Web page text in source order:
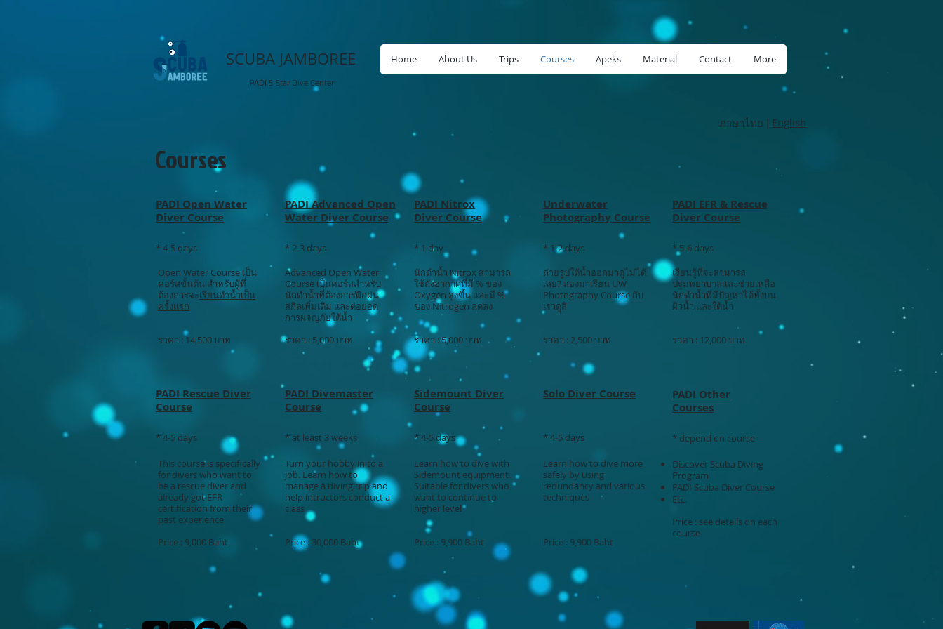
SCUBA JAMBOREE
PADI 5-Star Dive Center
Home About Us Trips Courses Apeks Material Contact More
ภาษาไทย | English
Courses
PADI Open Water
Diver Course
* 4-5 days
Open Water Course เป็น
คอร์สขั้นต้น สำหรับผู้ที่
ต้องการจะเรียนดำน้ำเป็น
ครั้งแรก
ราคา : 14,500 บาท
PADI Advanced Open
Water Diver Course
* 2-3 days
Advanced Open Water
Course เป็นคอร์สสำหรับ
นักดำน้ำที่ต้องการฝึกฝน
สกิลเพิ่มเติม และต่อยอด
การผจญภัยใต้น้ำ
ราคา : 5,000 บาท
PADI Nitrox
Diver Course
* 1 day
นักดำน้ำ Nitrox สามารถ
ใช้ถังอากาศที่มี % ของ
Oxygen สูงขึ้น และมี %
ของ Nitrogen ลดลง
ราคา : 5,000 บาท
Underwater
Photography Course
* 1-2 days
ถ่ายรูปใต้น้ำออกมาดูไม่ได้
เลย? ลองมาเรียน UW
Photography Course กับ
เราดูสิ
ราคา : 2,500 บาท
PADI EFR & Rescue
Diver Course
* 5-6 days
เรียนรู้ที่จะสามารถ
ปฐมพยาบาลและช่วยเหลือ
นักดำน้ำที่มีปัญหาได้ทั้งบน
ผิวน้ำ และใต้น้ำ
ราคา : 12,000 บาท
PADI Rescue Diver
Course
* 4-5 days
This course is specifically
for divers who want to
be a rescue diver and
already got EFR
certification from their
past experience
Price : 9,000 Baht
Turn your hobby in to a
job. Learn how to
manage a diving trip and
help intructors conduct a
class
Price : 30,000 Baht
Learn how to dive with
Sidemount equipment.
Suitable for divers who
want to continue to
higher level
Price : 9,900 Baht
PADI Divemaster
Course
* at least 3 weeks
Sidemount Diver
Course
* 4-5 days
Solo Diver Course
* 4-5 days
Learn how to dive more
safely by using
redundancy and various
techniques
Price : 9,900 Baht
PADI Other
Courses
* depend on course
Discover Scuba Diving
Program
PADI Scuba Diver Course
Etc.
Price : see details on each
course